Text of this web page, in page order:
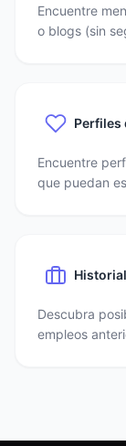
Encuentre
o blogs (sin
Perfiles
Encuentre
que puedan
Descubra
empleos